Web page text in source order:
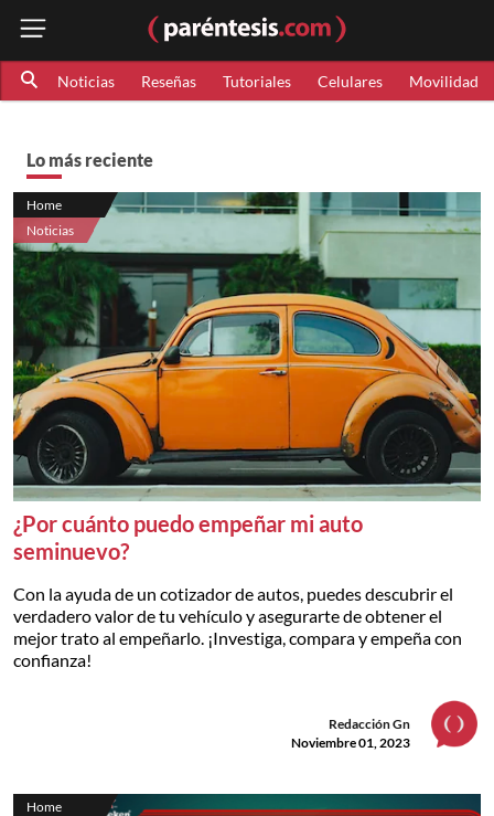
Noticias Reseñas Tutoriales Celulares Movilidad
Lo más reciente
Home
Noticias
¿Por cuánto puedo empeñar mi auto
seminuevo?
Con la ayuda de un cotizador de autos, puedes descubrir el
verdadero valor de tu vehículo y asegurarte de obtener el
mejor trato al empeñarlo. ¡Investiga, compara y empeña con
confianza!
Redacción Gn
Noviembre 01, 2023
Home